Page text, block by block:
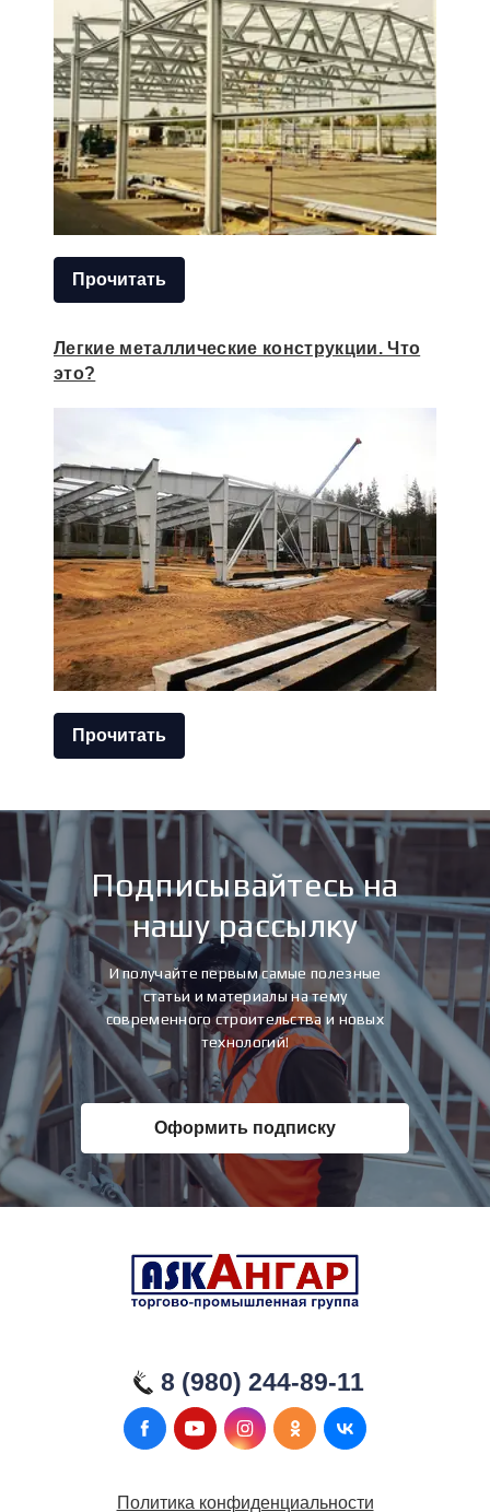
Прочитать
Легкие металлические конструкции. Что
это?
Прочитать
Подписывайтесь на
нашу рассылку
И получайте первым самые полезные
статьи и материалы на тему
современного строительства и новых
технологий!
Оформить подписку
8 (980) 244-89-11
Политика конфиденциальности